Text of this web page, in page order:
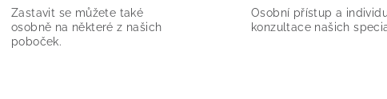
p
Zastavit se můžete také
osobně na některé z našich
poboček.
Osobní přístup a
konzultace našich